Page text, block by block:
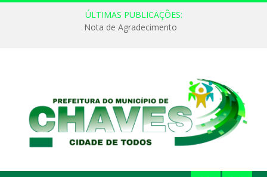
ÚLTIMAS PUBLICAÇÕES:
Nota de Agradecimento